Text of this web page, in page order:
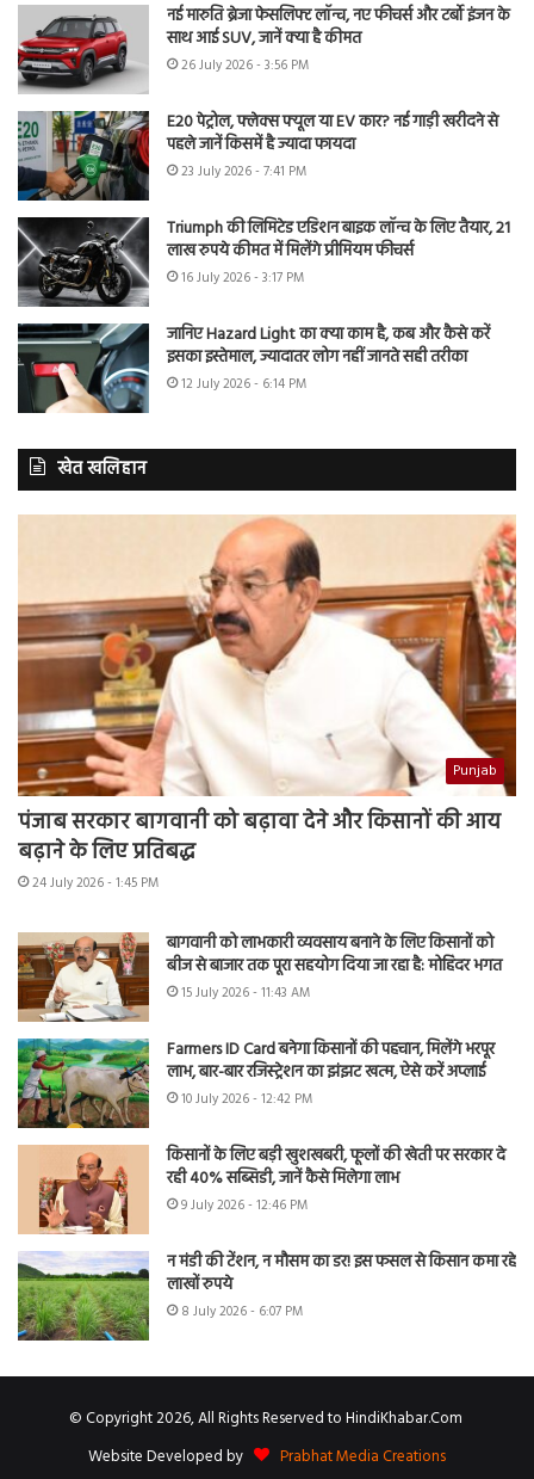
नई मारुति ब्रेजा फेसलिफ्ट लॉन्च, नए फीचर्स और टर्बो इंजन के
साथ आई SUV, जानें क्या है कीमत
26 July 2026 - 3:56 PM
E20 पेट्रोल, फ्लेक्स फ्यूल या EV कार? नई गाड़ी खरीदने से
पहले जानें किसमें है ज्यादा फायदा
23 July 2026 - 7:41 PM
Triumph की लिमिटेड एडिशन बाइक लॉन्च के लिए तैयार, 21
लाख रुपये कीमत में मिलेंगे प्रीमियम फीचर्स
16 July 2026 - 3:17 PM
जानिए Hazard Light का क्या काम है, कब और कैसे करें
इसका इस्तेमाल, ज्यादातर लोग नहीं जानते सही तरीका
12 July 2026 - 6:14 PM
खेत खलिहान
Punjab
पंजाब सरकार बागवानी को बढ़ावा देने और किसानों की आय
बढ़ाने के लिए प्रतिबद्ध
24 July 2026 - 1:45 PM
बागवानी को लाभकारी व्यवसाय बनाने के लिए किसानों को
बीज से बाजार तक पूरा सहयोग दिया जा रहा है: मोहिंदर भगत
15 July 2026 - 11:43 AM
Farmers ID Card बनेगा किसानों की पहचान, मिलेंगे भरपूर
लाभ, बार-बार रजिस्ट्रेशन का झंझट खत्म, ऐसे करें अप्लाई
10 July 2026 - 12:42 PM
किसानों के लिए बड़ी खुशखबरी, फूलों की खेती पर सरकार दे
रही 40% सब्सिडी, जानें कैसे मिलेगा लाभ
9 July 2026 - 12:46 PM
न मंडी की टेंशन, न मौसम का डर! इस फसल से किसान कमा रहे
लाखों रुपये
8 July 2026 - 6:07 PM
© Copyright 2026, All Rights Reserved to HindiKhabar.Com
Website Developed by
Prabhat Media Creations